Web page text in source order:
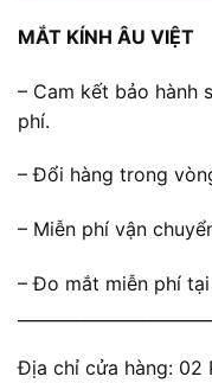
MẮT KÍNH ÂU VIỆT
– Cam kết bảo hành
phí.
– Đổi hàng trong
– Miễn phí vận
– Đo mắt miễn phí
Địa chỉ cửa hàng: 02